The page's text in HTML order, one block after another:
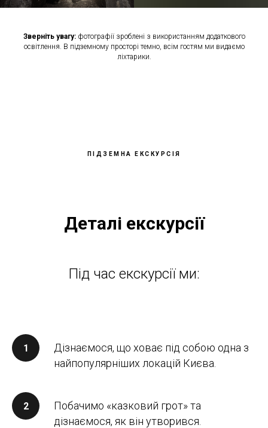
Зверніть увагу: фотографії зроблені з використанням додаткового
освітлення. В підземному просторі темно, всім гостям ми видаємо
ліхтарики.
ПІДЗЕМНА ЕКСКУРСІЯ
Деталі екскурсії
Під час екскурсії ми:
Дізнаємося, що ховає під собою одна з
найпопулярніших локацій Києва.
Побачимо «казковий грот» та
дізнаємося, як він утворився.